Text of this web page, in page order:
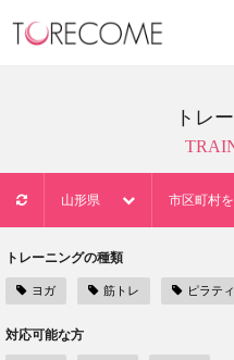
トレ
山形県 市区町村
トレーニングの種類
ヨガ 筋トレ ピラテ
対応可能な方